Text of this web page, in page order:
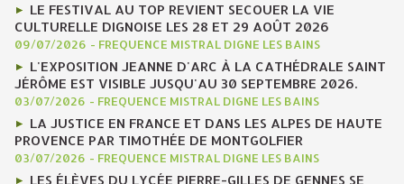
LE FESTIVAL AU TOP REVIENT SECOUER LA VIE
CULTURELLE DIGNOISE LES 28 ET 29 AOÛT 2026
09/07/2026 - FREQUENCE MISTRAL DIGNE LES BAINS
L'EXPOSITION JEANNE D'ARC À LA CATHÉDRALE SAINT
JÉRÔME EST VISIBLE JUSQU'AU 30 SEPTEMBRE 2026.
03/07/2026 - FREQUENCE MISTRAL DIGNE LES BAINS
LA JUSTICE EN FRANCE ET DANS LES ALPES DE HAUTE
PROVENCE PAR TIMOTHÉE DE MONTGOLFIER
03/07/2026 - FREQUENCE MISTRAL DIGNE LES BAINS
LES ÉLÈVES DU LYCÉE PIERRE-GILLES DE GENNES SE